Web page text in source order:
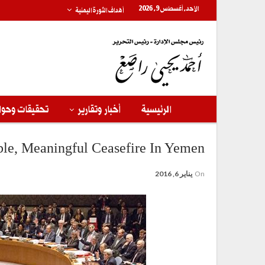
الأحد, أغسطس 9, 2026 أهداف الثورة اليمنية
الرئيسية أخبار وتقارير تحقيقات
Meaningful Ceasefire In Yemen
On يناير 6, 2016